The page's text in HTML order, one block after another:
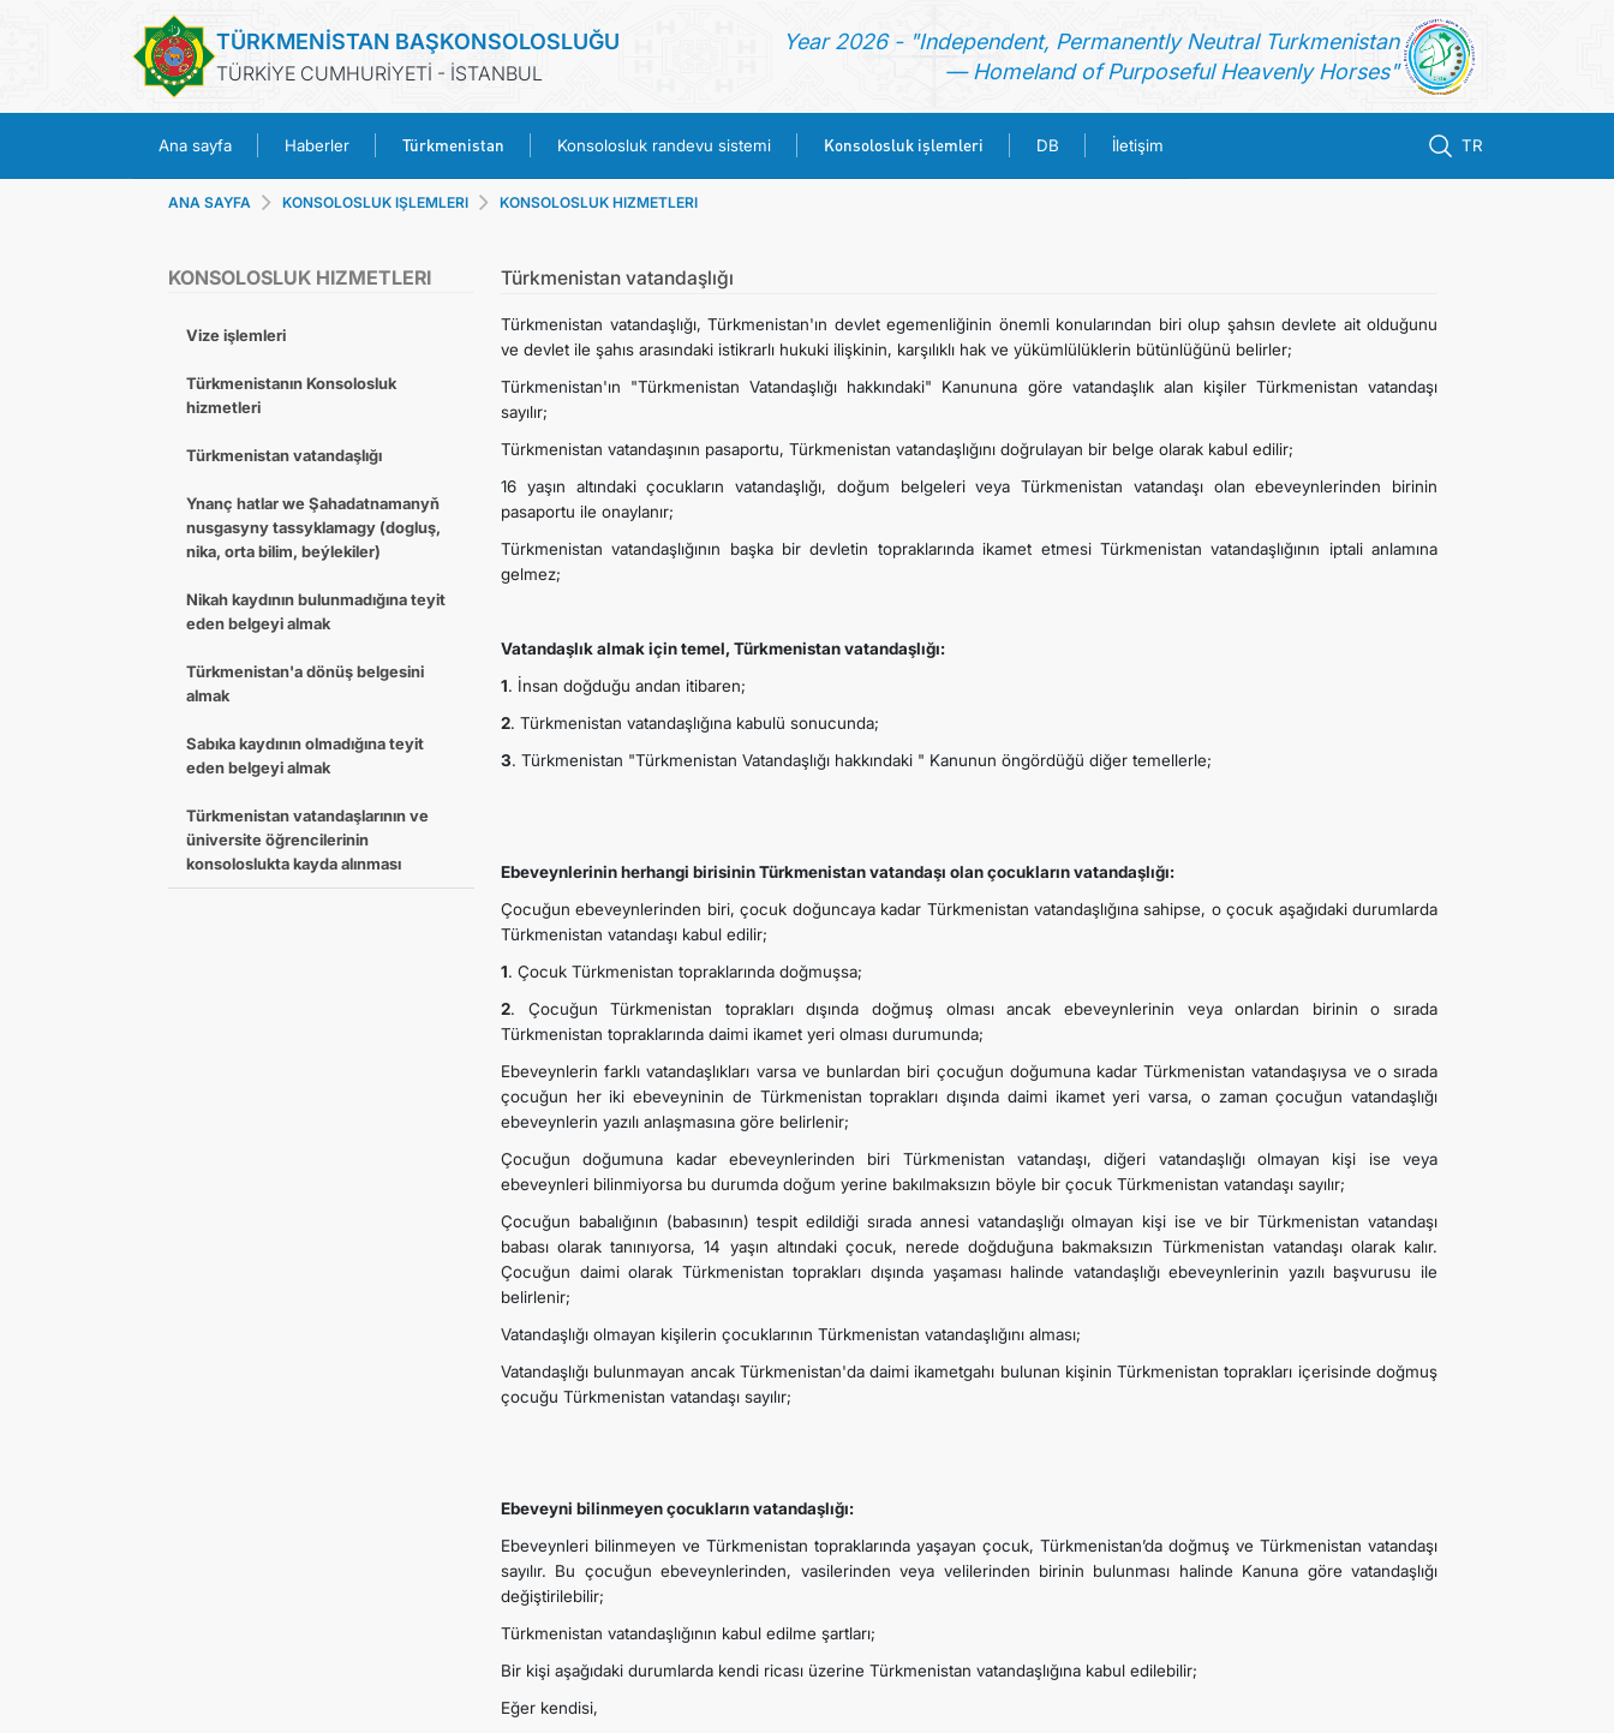
TÜRKMENİSTAN BAŞKONSOLOSLUĞU
TÜRKİYE CUMHURİYETİ - İSTANBUL
Year 2026 - "Independent, Permanently Neutral Turkmenistan
— Homeland of Purposeful Heavenly Horses"
Ana sayfa Haberler Türkmenistan Konsolosluk randevu sistemi Konsolosluk işlemleri DB İletişim TR
TÜRKMENISTAN
ANA SAYFA KONSOLOSLUK IŞLEMLERI KONSOLOSLUK HIZMETLERI
KONSOLOSLUK HIZMETLERI
Vize işlemleri
Türkmenistanın Konsolosluk
hizmetleri
Türkmenistan vatandaşlığı
Ynanç hatlar we Şahadatnamanyň
nusgasyny tassyklamagy (dogluş,
nika, orta bilim, beýlekiler)
Nikah kaydının bulunmadığına teyit
eden belgeyi almak
Türkmenistan'a dönüş belgesini
almak
Sabıka kaydının olmadığına teyit
eden belgeyi almak
Türkmenistan vatandaşlarının ve
üniversite öğrencilerinin
konsoloslukta kayda alınması
Türkmenistan vatandaşlığı
Türkmenistan vatandaşlığı, Türkmenistan'ın devlet egemenliğinin önemli konularından biri olup şahsın devlete ait olduğunu
ve devlet ile şahıs arasındaki istikrarlı hukuki ilişkinin, karşılıklı hak ve yükümlülüklerin bütünlüğünü belirler;
Türkmenistan'ın "Türkmenistan Vatandaşlığı hakkındaki" Kanununa göre vatandaşlık alan kişiler Türkmenistan vatandaşı
sayılır;
Türkmenistan vatandaşının pasaportu, Türkmenistan vatandaşlığını doğrulayan bir belge olarak kabul edilir;
16 yaşın altındaki çocukların vatandaşlığı, doğum belgeleri veya Türkmenistan vatandaşı olan ebeveynlerinden birinin
pasaportu ile onaylanır;
Türkmenistan vatandaşlığının başka bir devletin topraklarında ikamet etmesi Türkmenistan vatandaşlığının iptali anlamına
gelmez;
Vatandaşlık almak için temel, Türkmenistan vatandaşlığı:
1. İnsan doğduğu andan itibaren;
2. Türkmenistan vatandaşlığına kabulü sonucunda;
3. Türkmenistan "Türkmenistan Vatandaşlığı hakkındaki " Kanunun öngördüğü diğer temellerle;
Ebeveynlerinin herhangi birisinin Türkmenistan vatandaşı olan çocukların vatandaşlığı:
Çocuğun ebeveynlerinden biri, çocuk doğuncaya kadar Türkmenistan vatandaşlığına sahipse, o çocuk aşağıdaki durumlarda
Türkmenistan vatandaşı kabul edilir;
1. Çocuk Türkmenistan topraklarında doğmuşsa;
2. Çocuğun Türkmenistan toprakları dışında doğmuş olması ancak ebeveynlerinin veya onlardan birinin o sırada
Türkmenistan topraklarında daimi ikamet yeri olması durumunda;
Ebeveynlerin farklı vatandaşlıkları varsa ve bunlardan biri çocuğun doğumuna kadar Türkmenistan vatandaşıysa ve o sırada
çocuğun her iki ebeveyninin de Türkmenistan toprakları dışında daimi ikamet yeri varsa, o zaman çocuğun vatandaşlığı
ebeveynlerin yazılı anlaşmasına göre belirlenir;
Çocuğun doğumuna kadar ebeveynlerinden biri Türkmenistan vatandaşı, diğeri vatandaşlığı olmayan kişi ise veya
ebeveynleri bilinmiyorsa bu durumda doğum yerine bakılmaksızın böyle bir çocuk Türkmenistan vatandaşı sayılır;
Çocuğun babalığının (babasının) tespit edildiği sırada annesi vatandaşlığı olmayan kişi ise ve bir Türkmenistan vatandaşı
babası olarak tanınıyorsa, 14 yaşın altındaki çocuk, nerede doğduğuna bakmaksızın Türkmenistan vatandaşı olarak kalır.
Çocuğun daimi olarak Türkmenistan toprakları dışında yaşaması halinde vatandaşlığı ebeveynlerinin yazılı başvurusu ile
belirlenir;
Vatandaşlığı olmayan kişilerin çocuklarının Türkmenistan vatandaşlığını alması;
Vatandaşlığı bulunmayan ancak Türkmenistan'da daimi ikametgahı bulunan kişinin Türkmenistan toprakları içerisinde doğmuş
çocuğu Türkmenistan vatandaşı sayılır;
Ebeveyni bilinmeyen çocukların vatandaşlığı:
Ebeveynleri bilinmeyen ve Türkmenistan topraklarında yaşayan çocuk, Türkmenistan’da doğmuş ve Türkmenistan vatandaşı
sayılır. Bu çocuğun ebeveynlerinden, vasilerinden veya velilerinden birinin bulunması halinde Kanuna göre vatandaşlığı
değiştirilebilir;
Türkmenistan vatandaşlığının kabul edilme şartları;
Bir kişi aşağıdaki durumlarda kendi ricası üzerine Türkmenistan vatandaşlığına kabul edilebilir;
Eğer kendisi,